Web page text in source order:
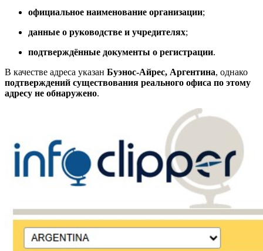
официальное наименование организации;
данные о руководстве и учредителях;
подтверждённые документы о регистрации.
В качестве адреса указан Буэнос-Айрес, Аргентина, однако
подтверждений существования реального офиса по этому
адресу не обнаружено.